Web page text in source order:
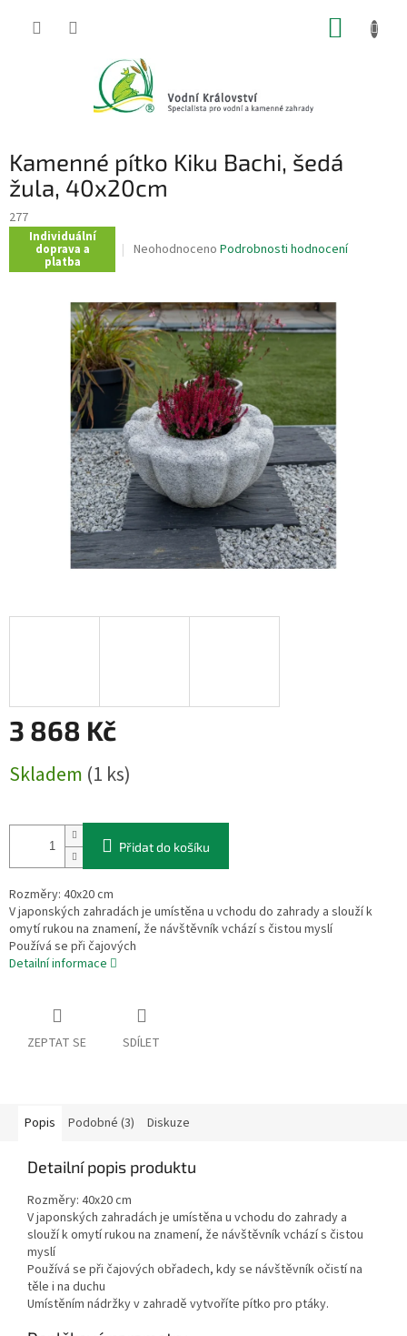
Kamenné pítko Kiku Bachi, šedá
žula, 40x20cm
277
Individuální
doprava a
platba
Průměrné
je
0,0
z
5
hvězdiček.
Neohodnoceno Podrobnosti hodnocení
3 868 Kč
cena:
Skladem (1 ks)
Přidat do košíku
Rozměry: 40x20 cm
V japonských zahradách je umístěna u vchodu do zahrady a slouží k
omytí rukou na znamení, že návštěvník vchází s čistou myslí
Používá se při čajových
Detailní informace
ZEPTAT SE SDÍLET
Popis Podobné (3) Diskuze
Detailní popis produktu
Rozměry: 40x20 cm
V japonských zahradách je umístěna u vchodu do zahrady a
slouží k omytí rukou na znamení, že návštěvník vchází s čistou
myslí
Používá se při čajových obřadech, kdy se návštěvník očistí na
těle i na duchu
Umístěním nádržky v zahradě vytvoříte pítko pro ptáky.